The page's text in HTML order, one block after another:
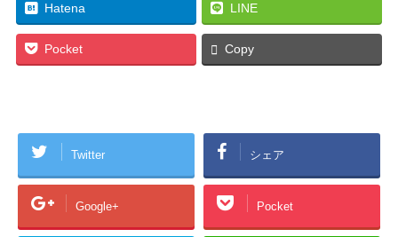
Hatena LINE
Pocket Copy
Twitter シェア
Google+ Pocket